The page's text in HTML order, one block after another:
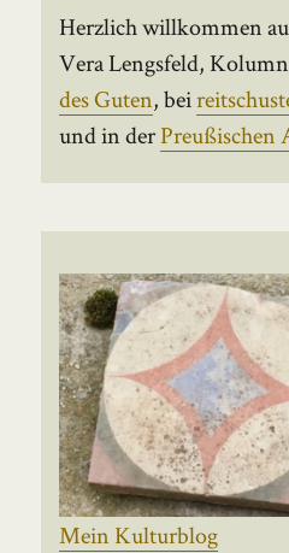
Herzlich willkommen
Vera Lengsfeld,
des Guten, bei
und in derPreußischen
Mein Kulturblog